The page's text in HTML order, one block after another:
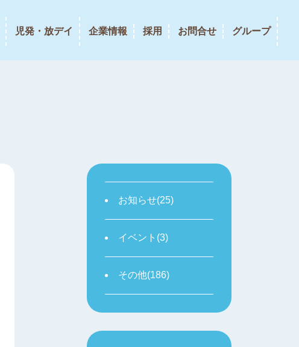
児発・放デイ 企業情報 採用 お問合せ グループ
お知らせ(25)
イベント(3)
その他(186)